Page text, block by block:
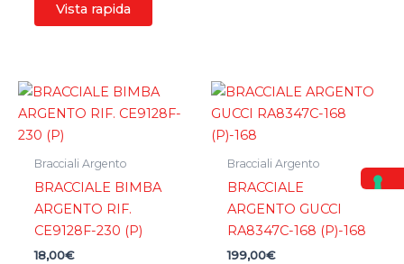
Vista rapida
Bracciali Argento
BRACCIALE BIMBA
ARGENTO RIF.
CE9128F-230 (P)
18,00€
Bracciali Argento
BRACCIALE
ARGENTO GUCCI
RA8347C-168 (P)-168
199,00€